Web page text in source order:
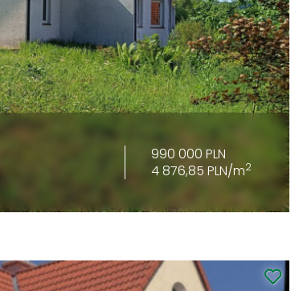
990 000 PLN
4 876,85 PLN/m2